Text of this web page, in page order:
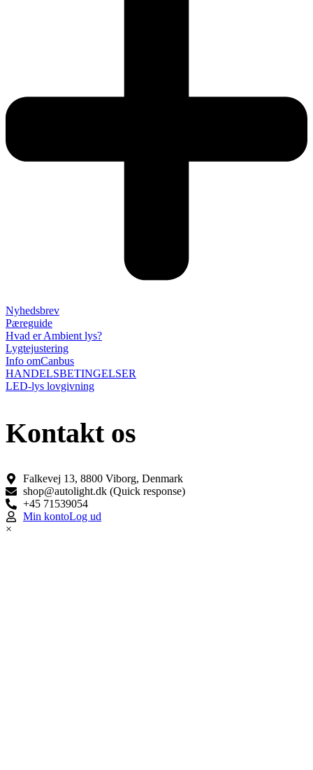
Nyhedsbrev
Pæreguide
Hvad er Ambient lys?
Lygtejustering
Info omCanbus
HANDELSBETINGELSER
LED-lys lovgivning
Kontakt os
Falkevej 13, 8800 Viborg, Denmark
shop@autolight.dk (Quick response)
+45 71539054
Min kontoLog ud
×